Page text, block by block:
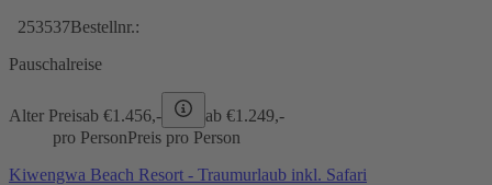
253537Bestellnr.:
Pauschalreise
Alter Preisab €1.456,- ab €1.249,-
pro PersonPreis pro Person
Kiwengwa Beach Resort - Traumurlaub inkl. Safari